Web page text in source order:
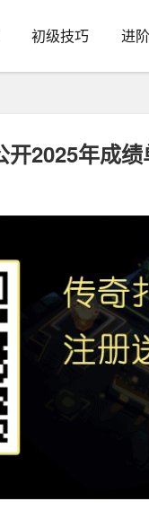
初级技巧 进
2025年成绩